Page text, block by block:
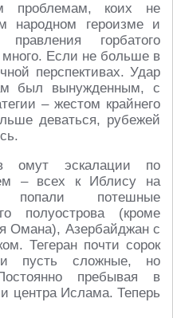
проблемам, коих не
народном героизме и
горбатого
много. Если не больше в
перспективах. Удар
был вынужденным, с
– жестом крайнего
деваться, рубежей
эскалации по
– всех к Иблису на
попали потешные
полуострова (кроме
Омана), Азербайджан с
Тегеран почти сорок
пусть сложные, но
пребывая в
центра Ислама. Теперь